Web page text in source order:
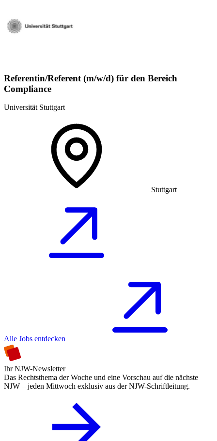
Referentin/Referent (m/w/d) für den Bereich
Compliance
Universität Stuttgart
Stuttgart
Alle Jobs entdecken
Ihr NJW-Newsletter
Das Rechtsthema der Woche und eine Vorschau auf die nächste
NJW – jeden Mittwoch exklusiv aus der NJW-Schriftleitung.